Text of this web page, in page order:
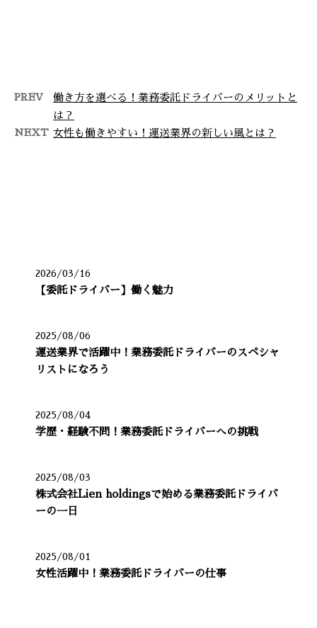
PREV
働き方を選べる！業務委託ドライバーのメリットと
は？
NEXT 女性も働きやすい！運送業界の新しい風とは？
2026/03/16
【委託ドライバー】働く魅力
2025/08/06
運送業界で活躍中！業務委託ドライバーのスペシャ
リストになろう
2025/08/04
学歴・経験不問！業務委託ドライバーへの挑戦
2025/08/03
株式会社Lien holdingsで始める業務委託ドライバ
ーの一日
2025/08/01
女性活躍中！業務委託ドライバーの仕事